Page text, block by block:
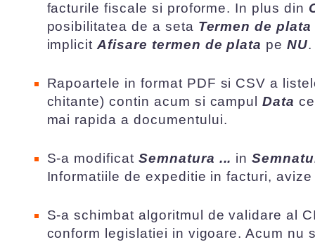
facturile fiscale si proforme. In plus din
posibilitatea de a seta Termen de plata
implicitAfisare termen de plata peNU.
Rapoartele in format PDF si CSV a
chitante) contin acum si campulData
mai rapida a documentului.
S-a modificat Semnatura ... in
Informatiile de expeditie in facturi,
S-a schimbat algoritmul de validare al
conform legislatiei in vigoare. Acum nu